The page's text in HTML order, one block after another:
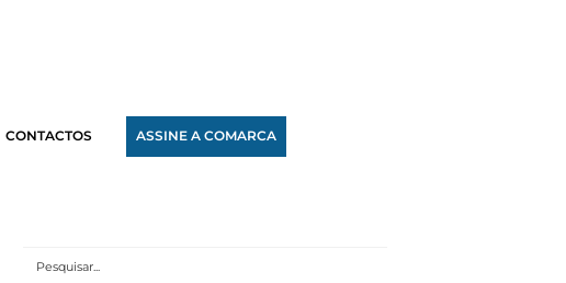
CONTACTOS ASSINE A COMARCA